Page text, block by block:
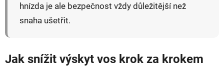
hnízda je ale bezpečnost vždy důležitější než
snaha ušetřit.
Jak snížit výskyt vos krok za krokem